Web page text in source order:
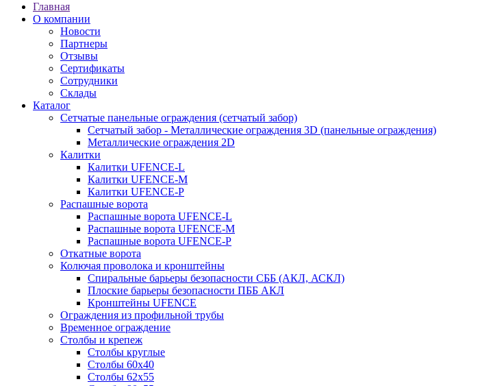
Главная
О компании
Новости
Партнеры
Отзывы
Сертификаты
Сотрудники
Склады
Каталог
Сетчатые панельные ограждения (сетчатый забор)
Сетчатый забор - Металлические ограждения 3D (панельные ограждения)
Металлические ограждения 2D
Калитки
Калитки UFENCE-L
Калитки UFENCE-M
Калитки UFENCE-P
Распашные ворота
Распашные ворота UFENCE-L
Распашные ворота UFENCE-M
Распашные ворота UFENCE-P
Откатные ворота
Колючая проволока и кронштейны
Спиральные барьеры безопасности СББ (АКЛ, АСКЛ)
Плоские барьеры безопасности ПББ АКЛ
Кронштейны UFENCE
Ограждения из профильной трубы
Временное ограждение
Столбы и крепеж
Столбы круглые
Столбы 60х40
Столбы 62х55